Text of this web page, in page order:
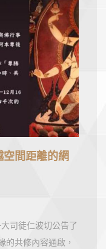
間距離的網
司徒仁波切公告了
共修內容通啟，